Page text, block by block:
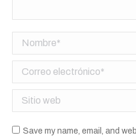
Nombre *
Correo electrónico *
Sitio web
Save my name, email, and